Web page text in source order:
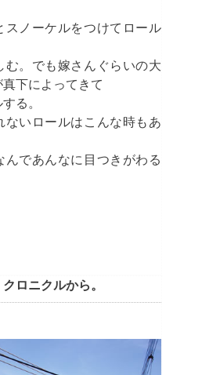
スノーケルをつけてロール
む。でも嫁さんぐらいの大
下によってきて
る。
ないロールはこんな時もあ
んであんなに目つきがわる
ロニクルから。